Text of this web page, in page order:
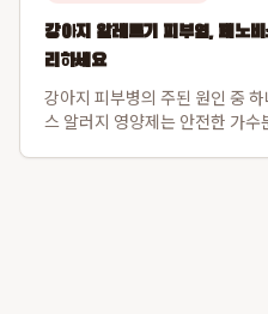
강아지 알레르기 피부염, 페노
리하세요
강아지 피부병의 주된 원인 중
스 알러지 영양제는 안전한 가